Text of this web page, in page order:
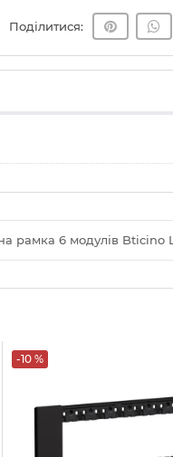
Поділитися:
рамка 6 модулів Bticino
-10 %